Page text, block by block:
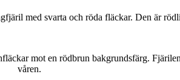
med svarta och röda fläckar. Den är
mot en rödbrun bakgrundsfärg.
våren.